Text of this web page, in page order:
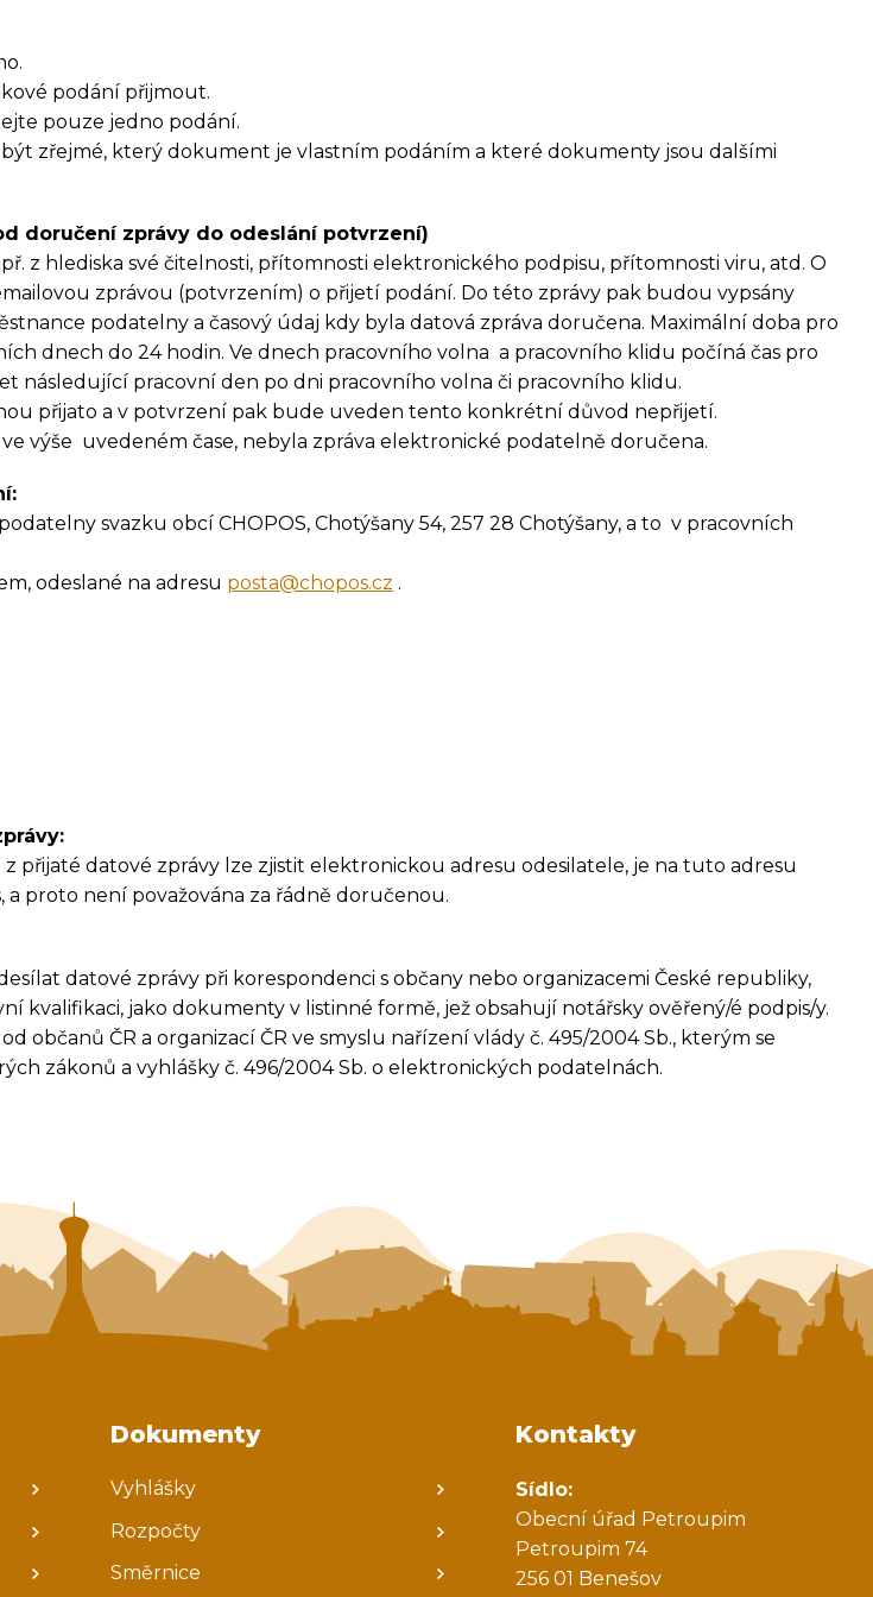
podání přijmout.
pouze jedno podání.
zřejmé, který dokument je vlastním podáním a které dokumenty jsou dalšími
doručení zprávy do odeslání potvrzení)
z hlediska své čitelnosti, přítomnosti elektronického podpisu, přítomnosti viru, atd. O
zprávou (potvrzením) o přijetí podání. Do této zprávy pak budou vypsány
podatelny a časový údaj kdy byla datová zpráva doručena. Maximální doba pro
dnech do 24 hodin. Ve dnech pracovního volna a pracovního klidu počíná čas pro
pracovní den po dni pracovního volna či pracovního klidu.
přijato a v potvrzení pak bude uveden tento konkrétní důvod nepřijetí.
výše uvedeném čase, nebyla zpráva elektronické podatelně doručena.
svazku obcí CHOPOS, Chotýšany 54, 257 28 Chotýšany, a to v pracovních
odeslané na adresu posta@chopos.cz .
přijaté datové zprávy lze zjistit elektronickou adresu odesilatele, je na tuto adresu
a proto není považována za řádně doručenou.
datové zprávy při korespondenci s občany nebo organizacemi České republiky,
jako dokumenty v listinné formě, jež obsahují notářsky ověřený/é podpis/y.
ČR a organizací ČR ve smyslu nařízení vlády č. 495/2004 Sb., kterým se
zákonů a vyhlášky č. 496/2004 Sb. o elektronických podatelnách.
Dokumenty
Vyhlášky
Rozpočty
Směrnice
Kontakty
Sídlo:
Obecní úřad Petroupim
Petroupim 74
256 01 Benešov